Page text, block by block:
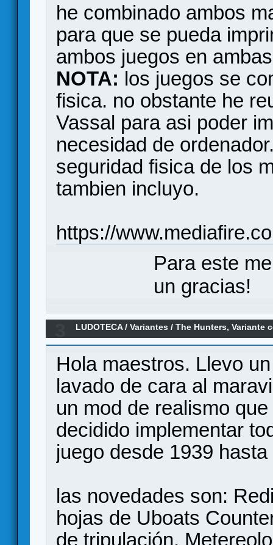
he combinado ambos
para que se pueda
ambos juegos en
NOTA: los juegos se
fisica. no obstante he
Vassal para asi poder
necesidad de
seguridad fisica de los
tambien incluyo.
https://
Para este
un gracias!
LUDOTECA/Variantes /The Hunters, Variante
Hola maestros. Llevo
lavado de cara al
un mod de realismo
decidido implementar
juego desde 1939
las novedades son:
hojas de Uboats
de tripulación,